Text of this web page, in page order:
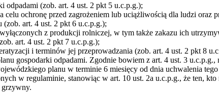
odpadami (zob. art. 4 ust. 2 pkt 5 u.c.p.g.);
ochronę przed zagrożeniem lub uciążliwością dla ludzi oraz
(zob. art. 4 ust. 2 pkt 6 u.c.p.g.);
z produkcji rolniczej, w tym także zakazu ich
art. 4 ust. 2 pkt 7 u.c.p.g.);
i terminów jej przeprowadzania (zob. art. 4 ust. 2 pkt 8
gospodarki odpadami. Zgodnie bowiem z art. 4 ust. 3 u.c.p.g.,
planu w terminie 6 miesięcy od dnia uchwalenia
w regulaminie, stanowiąc w art. 10 ust. 2a u.c.p.g., że ten, kto